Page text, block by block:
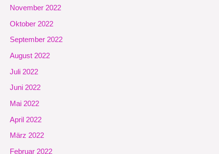
November 2022
Oktober 2022
September 2022
August 2022
Juli 2022
Juni 2022
Mai 2022
April 2022
März 2022
Februar 2022